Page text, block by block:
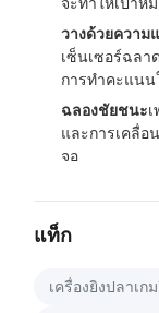
วางด้วยความ
เซ็นเซอร์ฉลา
การทําคะแนน
ฉลองชัยชนะ
และการเคลื่อ
จอ
แท็ก
เครื่องยิงปลาเก